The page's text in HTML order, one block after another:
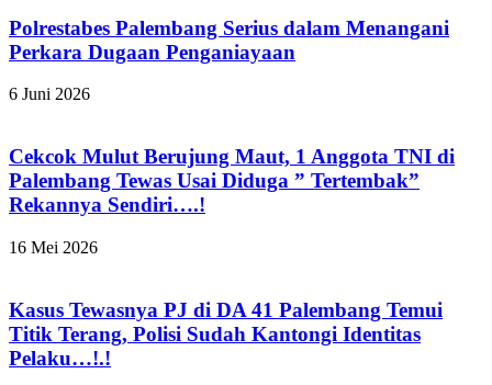
Polrestabes Palembang Serius dalam Menangani
Perkara Dugaan Penganiayaan
6 Juni 2026
Cekcok Mulut Berujung Maut, 1 Anggota TNI di
Palembang Tewas Usai Diduga ” Tertembak”
Rekannya Sendiri….!
16 Mei 2026
Kasus Tewasnya PJ di DA 41 Palembang Temui
Titik Terang, Polisi Sudah Kantongi Identitas
Pelaku…!.!